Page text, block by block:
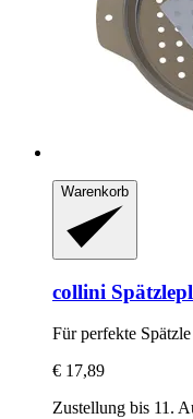
Warenkorb
collini
Für perfekte
€ 17,89
Zustellung bis 11.